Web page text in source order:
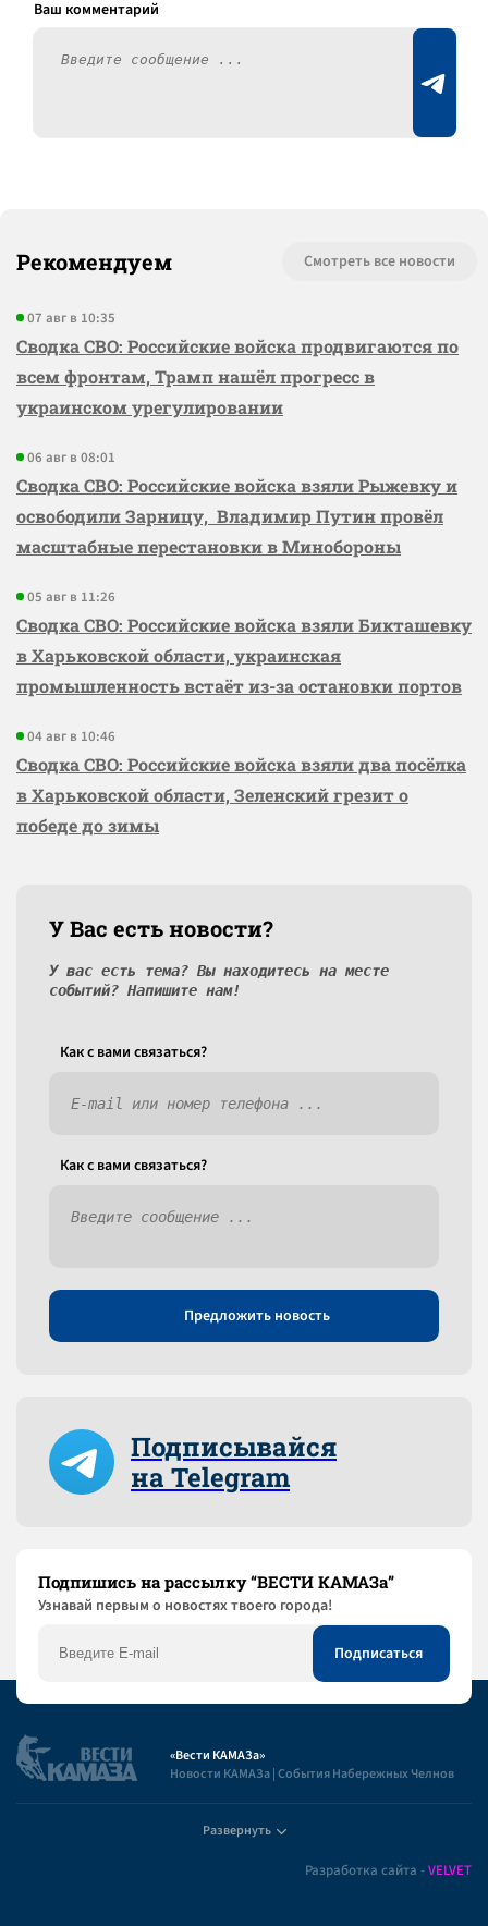
Рекомендуем Смотреть все новости
07 авг в 10:35
Сводка СВО: Российские войска продвигаются по
всем фронтам, Трамп нашёл прогресс в
украинском урегулировании
06 авг в 08:01
Сводка СВО: Российские войска взяли Рыжевку и
освободили Зарницу, Владимир Путин провёл
масштабные перестановки в Минобороны
05 авг в 11:26
Сводка СВО: Российские войска взяли Бикташевку
в Харьковской области, украинская
промышленность встаёт из-за остановки портов
04 авг в 10:46
Сводка СВО: Российские войска взяли два посёлка
в Харьковской области, Зеленский грезит о
победе до зимы
У Вас есть новости?
У вас есть тема? Вы находитесь на месте
событий? Напишите нам!
Как c вами связаться?
Как c вами связаться?
Предложить новость
Подписывайся
на Telegram
Подпишись на рассылку “ВЕСТИ КАМАЗа”
Узнaвай первым о новостях твоего города!
«Вести КАМАЗа»
Новости КАМАЗа | События Набережных Челнов
Развернуть
Разработка сайта -VELVET